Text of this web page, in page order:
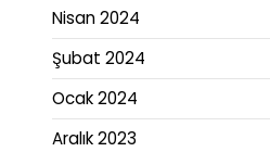
Nisan 2024
Şubat 2024
Ocak 2024
Aralık 2023